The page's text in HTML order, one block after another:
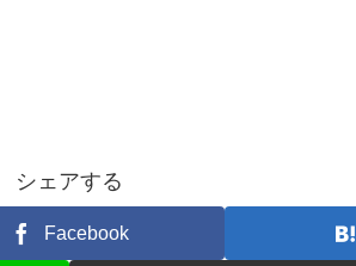
シェアする
Facebook